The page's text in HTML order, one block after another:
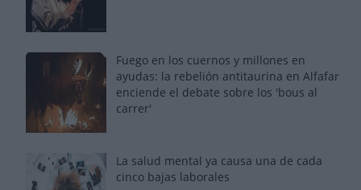
Fuego en los cuernos y millones en
ayudas: la rebelión antitaurina en Alfafar
enciende el debate sobre los 'bous al
carrer'
La salud mental ya causa una de cada
cinco bajas laborales